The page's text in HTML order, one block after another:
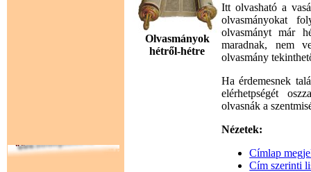
Olvasmányok
hétről-hétre
Itt olvasható a
olvasmányokat
olvasmányt már
maradnak, nem
olvasmány
Ha érdemesnek
elérhetpségét
olvasnák a
Nézetek:
Címlap
Cím szerinti